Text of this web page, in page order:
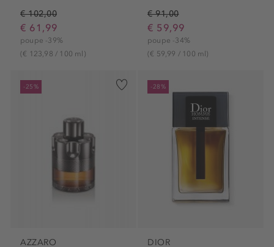
€ 102,00
€ 61,99
poupe -39%
(€ 123,98 / 100 ml)
€ 91,00
€ 59,99
poupe -34%
(€ 59,99 / 100 ml)
-25%
AZZARO
-28%
DIOR